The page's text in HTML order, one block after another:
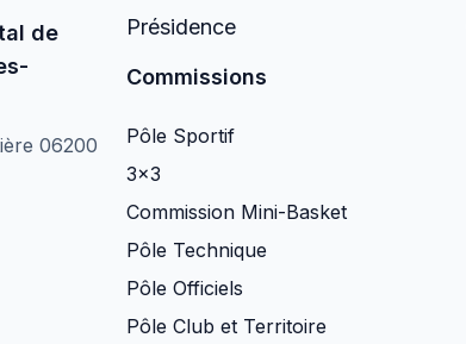
de
06200
Présidence
Commissions
Pôle Sportif
3×3
Commission Mini-Basket
Pôle Technique
Pôle Officiels
Pôle Club et Territoire